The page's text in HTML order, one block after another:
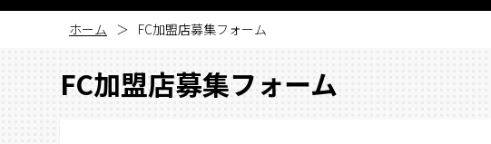
ホーム FC加盟店募集フォーム
FC加盟店募集フォーム